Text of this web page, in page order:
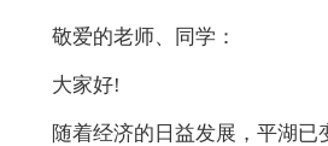
敬爱的老师、同学：
大家好!
随着经济的日益发展，平湖已